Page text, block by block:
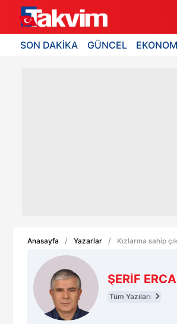
SON DAKİKA GÜNCEL
Anasayfa Yazarlar Kızlarına sahip
ŞERİF
Tüm Yazıları